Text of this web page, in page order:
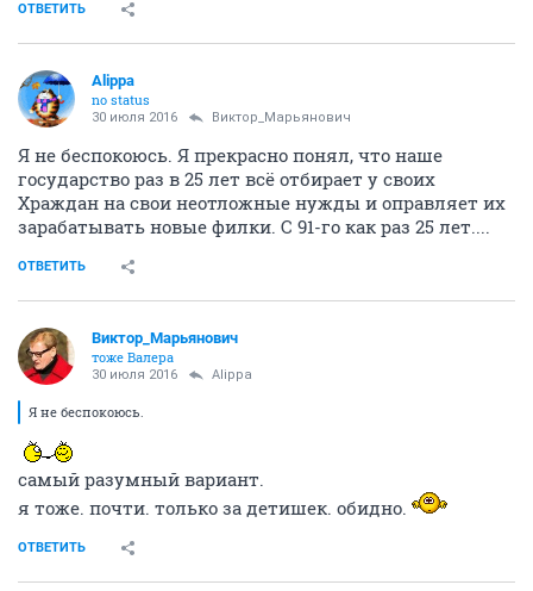
ОТВЕТИТЬ
Alippa
no status
30 июля 2016 Виктор_Марьянович
Я не беспокоюсь. Я прекрасно понял, что наше
государство раз в 25 лет всё отбирает у своих
Храждан на свои неотложные нужды и оправляет их
зарабатывать новые филки. С 91-го как раз 25 лет....
ОТВЕТИТЬ
Виктор_Марьянович
тоже Валера
30 июля 2016 Alippa
Я не беспокоюсь.
самый разумный вариант.
я тоже. почти. только за детишек. обидно.
ОТВЕТИТЬ